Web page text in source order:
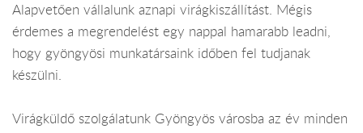
Alapvetően vállalunk aznapi virágkiszállítást. Mégis
érdemes a megrendelést egy nappal hamarabb leadni,
hogy gyöngyösi munkatársaink időben fel tudjanak
készülni.
Virágküldő szolgálatunk Gyöngyös városba az év minden